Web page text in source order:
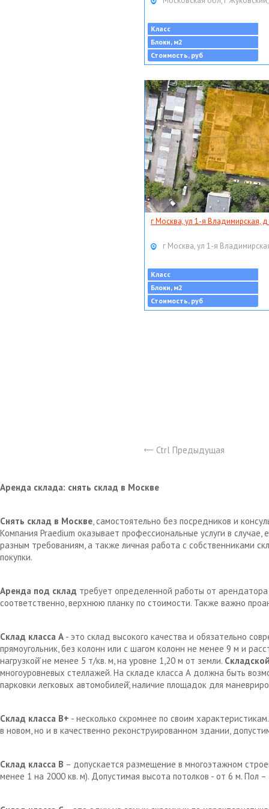
Класс
Блоки, м2
Стоимость, руб
г Москва, ул 1-я Владимирская, д
г Москва, ул 1-я
Класс
Блоки, м2
Стоимость, руб
Ctrl Предыдущая
Аренда склада: снять склад в Москве
Снять склад в Москве, самостоятельно без посредников и
Компания Praedium оказывает профессиональные услуги в
разным требованиям, а также личная работа с собственниками
покупки.
Аренда под склад требует определенной работы от
соответственно, верхнюю планку по стоимости. Также важно
Склад класса А - это склад высокого качества и обязательно
прямоугольник, без колонн или с шагом колонн не менее 9 м и
нагрузкой̆ не менее 5 т/кв. м, на уровне 1,20 м от земли.
многоуровневых стеллажей. На складе класса А должна быть
парковки легковых автомобилей̆, наличие площадок для
Склад класса В+ - несколько скромнее по своим
в новом, но и в качественно реконструированном здании,
Склад класса В – допускается размещение в многоэтажном
менее 1 на 2000 кв. м). Допустимая высота потолков - от 6 м. Пол